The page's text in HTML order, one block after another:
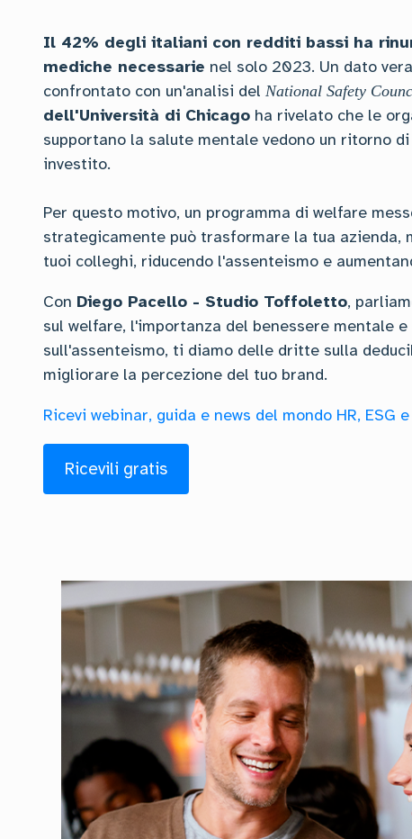
Il 42% degli italiani con redditi bassi ha
mediche necessarie nel solo 2023. Un dato
confrontato con un'analisi del National Safety
dell'Università di Chicago ha rivelato che le
supportano la salute mentale vedono un ritorno
investito.
Per questo motivo, un programma di welfare
strategicamente può trasformare la tua azienda,
tuoi colleghi, riducendo l'assenteismo e
Con Diego Pacello - Studio Toffoletto,
sul welfare, l'importanza del benessere mentale
sull'assenteismo, ti diamo delle dritte sulla
migliorare la percezione del tuo brand.
Ricevi webinar, guida e news del mondo HR, ESG
Ricevili gratis